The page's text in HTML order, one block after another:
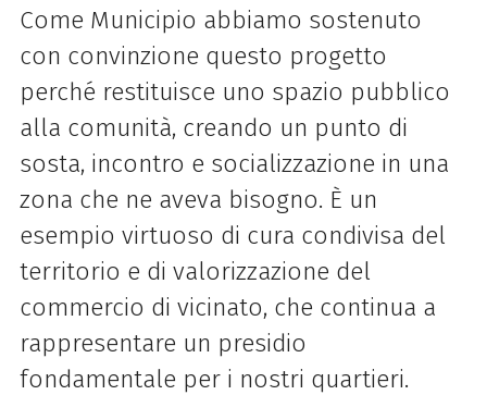
Come Municipio abbiamo sostenuto
con convinzione questo progetto
perché restituisce uno spazio pubblico
alla comunità, creando un punto di
sosta, incontro e socializzazione in una
zona che ne aveva bisogno. È un
esempio virtuoso di cura condivisa del
territorio e di valorizzazione del
commercio di vicinato, che continua a
rappresentare un presidio
fondamentale per i nostri quartieri.